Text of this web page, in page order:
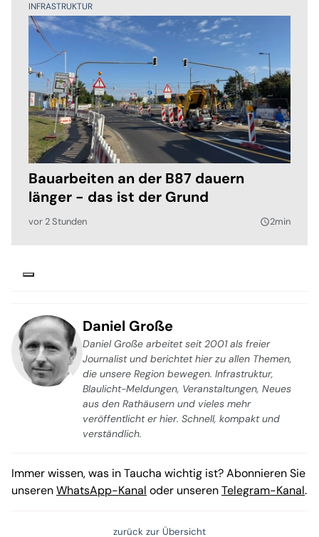
INFRASTRUKTUR
Bauarbeiten an der B87 dauern
länger - das ist der Grund
vor 2 Stunden query_builder2min
Daniel Große
Daniel Große arbeitet seit 2001 als freier
Journalist und berichtet hier zu allen Themen,
die unsere Region bewegen. Infrastruktur,
Blaulicht-Meldungen, Veranstaltungen, Neues
aus den Rathäusern und vieles mehr
veröffentlicht er hier. Schnell, kompakt und
verständlich.
Immer wissen, was in Taucha wichtig ist? Abonnieren Sie
unserenWhatsApp-Kanal oder unserenTelegram-Kanal.
zurück zur Übersicht